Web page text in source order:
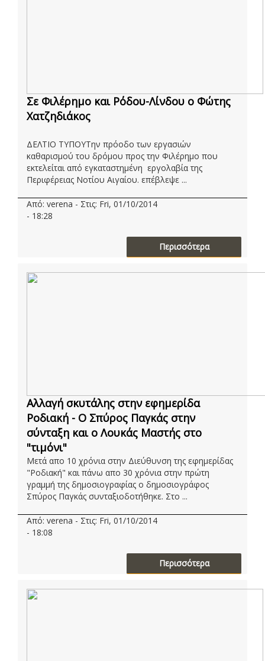
Σε Φιλέρημο και Ρόδου-Λίνδου ο Φώτης
Χατζηδιάκος
ΔΕΛΤΙΟ ΤΥΠΟΥΤην πρόοδο των εργασιών
καθαρισμού του δρόμου προς την Φιλέρημο που
εκτελείται από εγκαταστημένη εργολαβία της
Περιφέρειας Νοτίου Αιγαίου. επέβλεψε ...
Από: verena - Στις: Fri, 01/10/2014
- 18:28
Περισσότερα
Αλλαγή σκυτάλης στην εφημερίδα
Ροδιακή - Ο Σπύρος Παγκάς στην
σύνταξη και ο Λουκάς Μαστής στο
"τιμόνι"
Μετά απο 10 χρόνια στην Διεύθυνση της εφημερίδας
"Ροδιακή" και πάνω απο 30 χρόνια στην πρώτη
γραμμή της δημοσιογραφίας ο δημοσιογράφος
Σπύρος Παγκάς συνταξιοδοτήθηκε. Στο ...
Από: verena - Στις: Fri, 01/10/2014
- 18:08
Περισσότερα